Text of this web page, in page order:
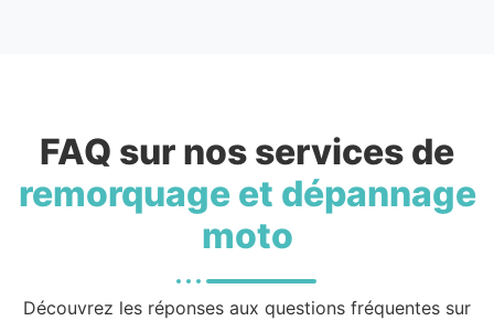
FAQ sur nos services de
remorquage et dépannage
moto
Découvrez les réponses aux questions fréquentes sur